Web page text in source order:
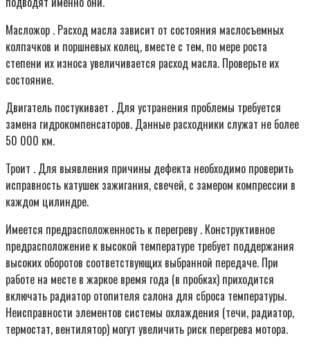
Масложор . Расход масла зависит от состояния маслосъемных
колпачков и поршневых колец, вместе с тем, по мере роста
степени их износа увеличивается расход масла. Проверьте их
состояние.
Двигатель постукивает . Для устранения проблемы требуется
замена гидрокомпенсаторов. Данные расходники служат не более
50 000 км.
Троит . Для выявления причины дефекта необходимо проверить
исправность катушек зажигания, свечей, с замером компрессии в
каждом цилиндре.
Имеется предрасположенность к перегреву . Конструктивное
предрасположение к высокой температуре требует поддержания
высоких оборотов соответствующих выбранной передаче. При
работе на месте в жаркое время года (в пробках) приходится
включать радиатор отопителя салона для сброса температуры.
Неисправности элементов системы охлаждения (течи, радиатор,
термостат, вентилятор) могут увеличить риск перегрева мотора.